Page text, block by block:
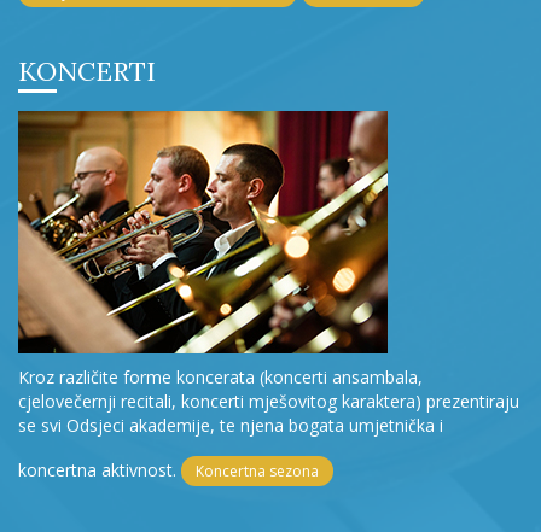
KONCERTI
Kroz različite forme koncerata (koncerti ansambala,
cjelovečernji recitali, koncerti mješovitog karaktera) prezentiraju
se svi Odsjeci akademije, te njena bogata umjetnička i
koncertna aktivnost.
Koncertna sezona